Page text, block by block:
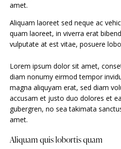
amet.
Aliquam laoreet sed neque ac
quam laoreet, in viverra erat
vulputate at est vitae, posuere
Lorem ipsum dolor sit amet,
diam nonumy eirmod tempor
magna aliquyam erat, sed diam
accusam et justo duo dolores et
gubergren, no sea takimata
amet.
Aliquam quis lobortis quam